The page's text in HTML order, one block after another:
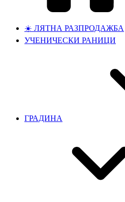
☀️ ЛЯТНА РАЗПРОДАЖБА
УЧЕНИЧЕСКИ РАНИЦИ
ГРАДИНА